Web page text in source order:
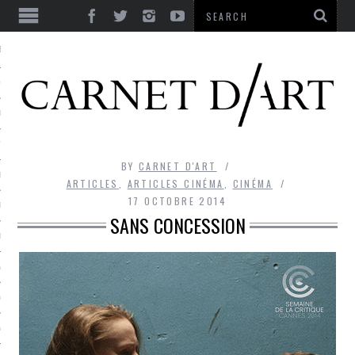
ULTIME
RIRE
LIBERTÉ
BEAUTÉ
FOLIE
BY CARNET D'ART
ARTICLES
ARTICLES CINÉMA
CINÉMA
17 OCTOBRE 2014
SANS CONCESSION